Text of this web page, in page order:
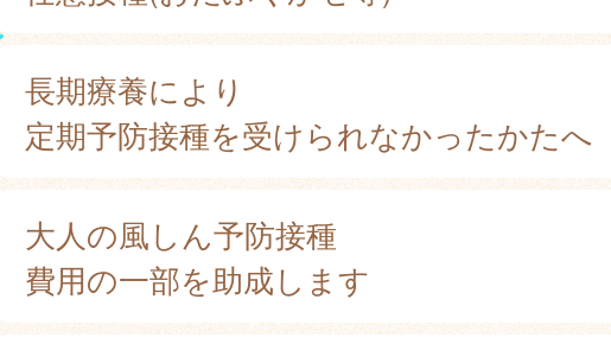
長期療養により
定期予防接種を受けられなかったかたへ
大人の風しん予防接種
費用の一部を助成します